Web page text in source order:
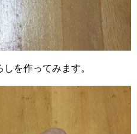
を作ってみます。